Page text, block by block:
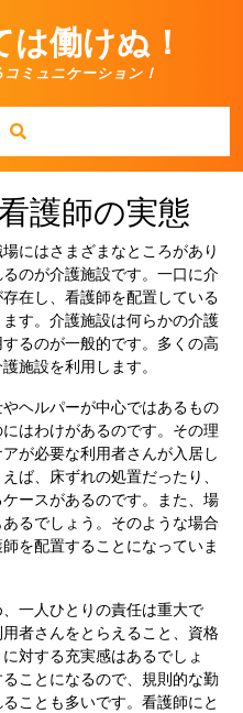
働けぬ！
ミュニケーション！
護師の実態
にはさまざまなところがあり
のが介護施設です。一口に介
在し、看護師を配置している
す。介護施設は何らかの介護
るのが一般的です。多くの高
施設を利用します。
ヘルパーが中心ではあるもの
はわけがあるのです。その理
が必要な利用者さんが入居し
ば、床ずれの処置だったり、
ースがあるのです。また、場
るでしょう。そのような場合
を配置することになっていま
一人ひとりの責任は重大で
者さんをとらえること、資格
対する充実感はあるでしょ
ことになるので、規則的な勤
ことも多いです。看護師にと